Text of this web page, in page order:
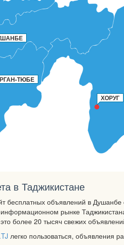
ТЮБЕ
ХОРУГ
в Таджикистане
бесплатных объявлений в
рынке
более 20 тысяч свежих
легко пользоваться, объявления